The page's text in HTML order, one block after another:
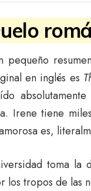
en inglés es
absolutamente
Irene tiene
es,
toma la
tropos de las